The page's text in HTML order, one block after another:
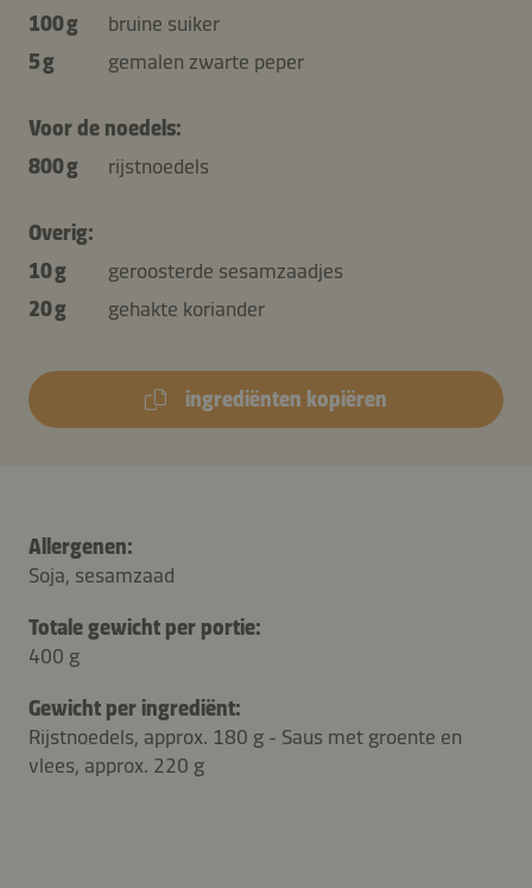
100 g
bruine suiker
5 g
gemalen zwarte peper
Voor de noedels:
800 g
rijstnoedels
Overig:
10 g
geroosterde sesamzaadjes
20 g
gehakte koriander
ingrediënten kopiëren
Allergenen:
Soja, sesamzaad
Totale gewicht per portie:
400 g
Gewicht per ingrediënt:
Rijstnoedels, approx. 180 g - Saus met groente en
vlees, approx. 220 g